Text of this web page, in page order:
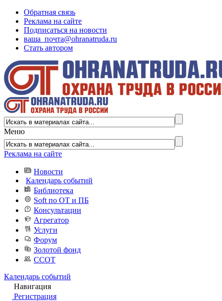
Обратная связь
Реклама на сайте
Подписаться на новости
ваша_почта@ohranatruda.ru
Стать автором
Меню
Реклама на сайте
Новости
Календарь событий
Библиотека
Soft по ОТ и ПБ
Консультации
Агрегатор
Услуги
Форум
Золотой фонд
ССОТ
Календарь событий
Навигация
Регистрация